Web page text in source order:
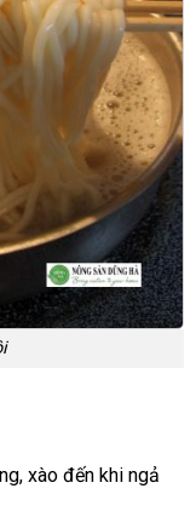
xào đến khi ngả